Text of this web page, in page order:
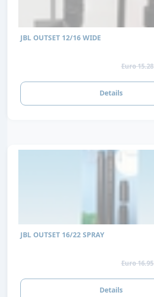
JBL OUTSET 12/16 WIDE
Euro 15.28
Details
JBL OUTSET 16/22 SPRAY
Euro 16.95
Details